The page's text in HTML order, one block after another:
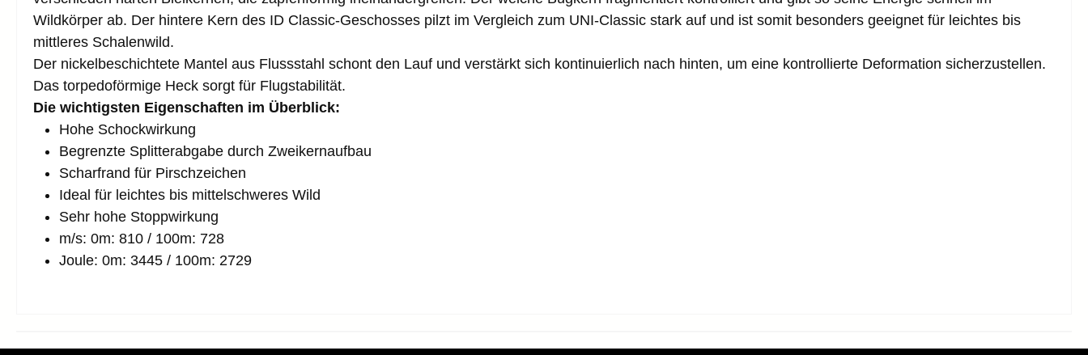
Wildkörper ab. Der hintere Kern des ID Classic-Geschosses pilzt im Vergleich zum UNI-Classic stark auf und ist somit besonders geeignet für leichtes bis
mittleres Schalenwild.
Der nickelbeschichtete Mantel aus Flussstahl schont den Lauf und verstärkt sich kontinuierlich nach hinten, um eine kontrollierte Deformation sicherzustellen.
Das torpedoförmige Heck sorgt für Flugstabilität.
Die wichtigsten Eigenschaften im Überblick:
Hohe Schockwirkung
Begrenzte Splitterabgabe durch Zweikernaufbau
Scharfrand für Pirschzeichen
Ideal für leichtes bis mittel­schweres Wild
Sehr hohe Stoppwirkung
m/s: 0m: 810 / 100m: 728
Joule: 0m: 3445 / 100m: 2729